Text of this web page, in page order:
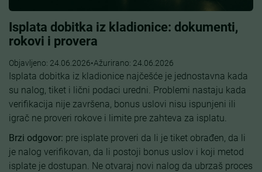
Isplata dobitka iz kladionice: dokumenti,
rokovi i provera
Objavljeno: 24.06.2026•Ažurirano: 24.06.2026
Isplata dobitka iz kladionice najčešće je jednostavna kada
su nalog, tiket i lični podaci uredni. Problemi nastaju kada
verifikacija nije završena, bonus uslovi nisu ispunjeni ili
igrač ne proveri rokove i limite pre zahteva za isplatu.
Brzi odgovor: pre isplate proveri da li je tiket obrađen, da li
je nalog verifikovan, da li postoji bonus uslov i koji metod
isplate je dostupan. Ne otvaraj novi nalog da ubrzaš proces